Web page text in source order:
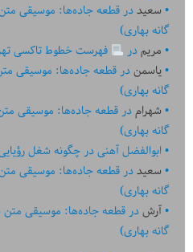
سعیددر
گانه بهاری)
مریمدر فهرست خطوط تاکسی تهران
یاسمندر
گانه بهاری)
شهرامدر
گانه بهاری)
ابوالفضل آهنیدرچگونه شغل
سعیددر
گانه بهاری)
آرشدر
گانه بهاری)